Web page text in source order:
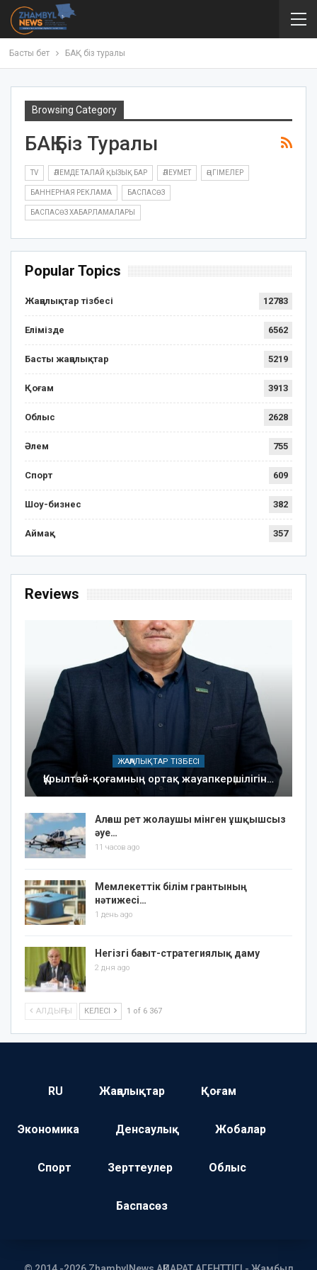
Басты бет БАҚ біз туралы
Browsing Category
БАҚ Біз Туралы
TV ӘЛЕМДЕ ТАЛАЙ ҚЫЗЫҚ БАР ӘЛЕУМЕТ ӘҢГІМЕЛЕР
БАННЕРНАЯ РЕКЛАМА БАСПАСӨЗ
БАСПАСӨЗ ХАБАРЛАМАЛАРЫ
Popular Topics
Жаңалықтар тізбесі 12783
Елімізде 6562
Басты жаңалықтар 5219
Қоғам 3913
Облыс 2628
Әлем 755
Спорт 609
Шоу-бизнес 382
Аймақ 357
Reviews
ЖАҢАЛЫҚТАР ТІЗБЕСІ
Құрылтай-қоғамның ортақ жауапкершілігін…
Алғаш рет жолаушы мінген ұшқышсыз
әуе…
11 часов ago
Мемлекеттік білім грантының
нәтижесі…
1 день ago
Негізгі бағыт-стратегиялық даму
2 дня ago
АЛДЫҢҒЫ КЕЛЕСІ 1 of 6 367
RU Жаңалықтар Қоғам
Экономика Денсаулық Жобалар
Спорт Зерттеулер Облыс
Баспасөз